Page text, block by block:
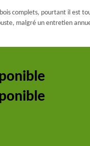
complets, pourtant il est
malgré un entretien